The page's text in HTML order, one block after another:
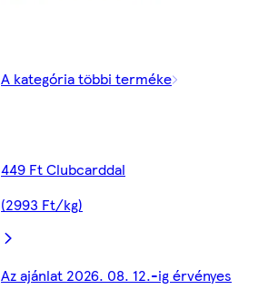
A kategória többi terméke
449 Ft Clubcarddal
(2993 Ft/kg)
Az ajánlat 2026. 08. 12.-ig érvényes